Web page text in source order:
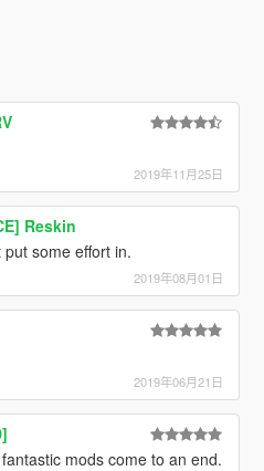
2019年11月25日
Reskin
some effort in.
2019年08月01日
2019年06月21日
mods come to an end.